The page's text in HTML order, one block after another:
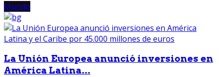
Mundo
La Unión Europea anunció inversiones en
América Latina...